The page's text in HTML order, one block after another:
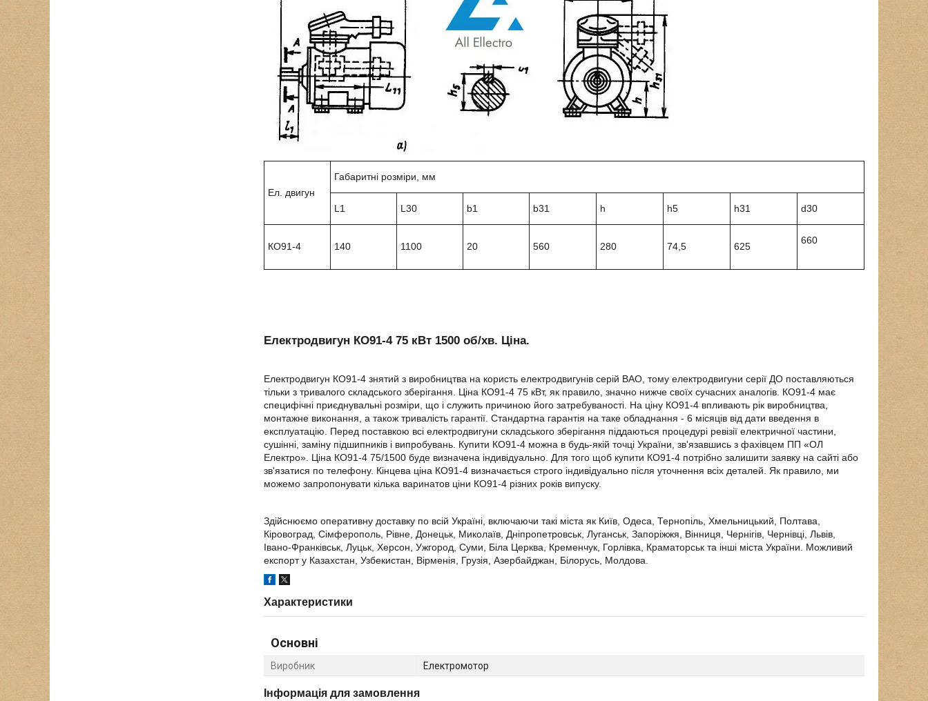
Ел. двигун
Габаритні розміри, мм
L1 L30 b1 b31 h h5 h31 d30
КО91-4 140 1100 20 560 280 74,5 625
660
Електродвигун КО91-4 75 кВт 1500 об/хв. Ціна.
Електродвигун КО91-4 знятий з виробництва на користь електродвигунів серій ВАО, тому електродвигуни серії ДО поставляються
тільки з тривалого складського зберігання. Ціна КО91-4 75 кВт, як правило, значно нижче своїх сучасних аналогів. КО91-4 має
специфічні приєднувальні розміри, що і служить причиною його затребуваності. На ціну КО91-4 впливають рік виробництва,
монтажне виконання, а також тривалість гарантії. Стандартна гарантія на таке обладнання - 6 місяців від дати введення в
експлуатацію. Перед поставкою всі електродвигуни складського зберігання піддаються процедурі ревізії електричної частини,
сушінні, заміну підшипників і випробувань. Купити КО91-4 можна в будь-якій точці України, зв'язавшись з фахівцем ПП «ОЛ
Електро». Ціна КО91-4 75/1500 буде визначена індивідуально. Для того щоб купити КО91-4 потрібно залишити заявку на сайті або
зв'язатися по телефону. Кінцева ціна КО91-4 визначається строго індивідуально після уточнення всіх деталей. Як правило, ми
можемо запропонувати кілька варинатов ціни КО91-4 різних років випуску.
Здійснюємо оперативну доставку по всій Україні, включаючи такі міста як Київ, Одеса, Тернопіль, Хмельницький, Полтава,
Кіровоград, Сімферополь, Рівне, Донецьк, Миколаїв, Дніпропетровськ, Луганськ, Запоріжжя, Вінниця, Чернігів, Чернівці, Львів,
Івано-Франківськ, Луцьк, Херсон, Ужгород, Суми, Біла Церква, Кременчук, Горлівка, Краматорськ та інші міста України. Можливий
експорт у Казахстан, Узбекистан, Вірменія, Грузія, Азербайджан, Білорусь, Молдова.
Характеристики
Основні
Виробник Електромотор
Інформація для замовлення